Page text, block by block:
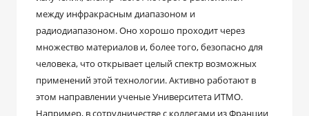
между инфракрасным диапазоном и
радиодиапазоном. Оно хорошо проходит через
множество материалов и, более того, безопасно для
человека, что открывает целый спектр возможных
применений этой технологии. Активно работают в
этом направлении ученые Университета ИТМО.
Например, в сотрудничестве с коллегами из Франции